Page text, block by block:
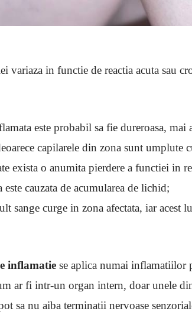
variaza in functie de reactia acuta sau
este probabil sa fie dureroasa,
capilarele din zona sunt umplute
exista o anumita pierdere a functiei in
este cauzata de acumularea de lichid;
sange curge in zona afectata, iar acest
inflamatiese aplica numai inflamatiilor
ar fi intr-un organ intern, doar unele
sa nu aiba terminatii nervoase